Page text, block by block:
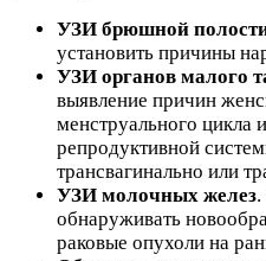
УЗИ брюшной
установить причины
УЗИ органов малого
выявление причин
менструального цикла
репродуктивной
трансвагинально или
УЗИ молочных желез
обнаруживать
раковые опухоли на